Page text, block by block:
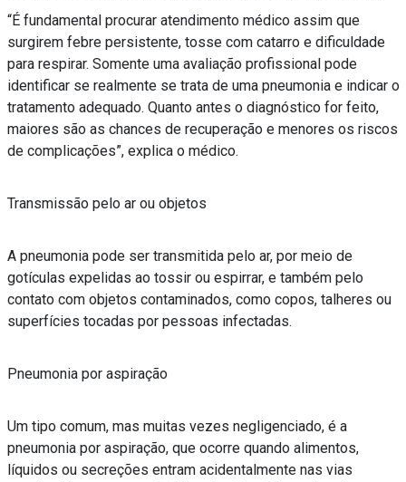
“É fundamental procurar atendimento médico assim que
surgirem febre persistente, tosse com catarro e dificuldade
para respirar. Somente uma avaliação profissional pode
identificar se realmente se trata de uma pneumonia e indicar o
tratamento adequado. Quanto antes o diagnóstico for feito,
maiores são as chances de recuperação e menores os riscos
de complicações”, explica o médico.
Transmissão pelo ar ou objetos
A pneumonia pode ser transmitida pelo ar, por meio de
gotículas expelidas ao tossir ou espirrar, e também pelo
contato com objetos contaminados, como copos, talheres ou
superfícies tocadas por pessoas infectadas.
Pneumonia por aspiração
Um tipo comum, mas muitas vezes negligenciado, é a
pneumonia por aspiração, que ocorre quando alimentos,
líquidos ou secreções entram acidentalmente nas vias